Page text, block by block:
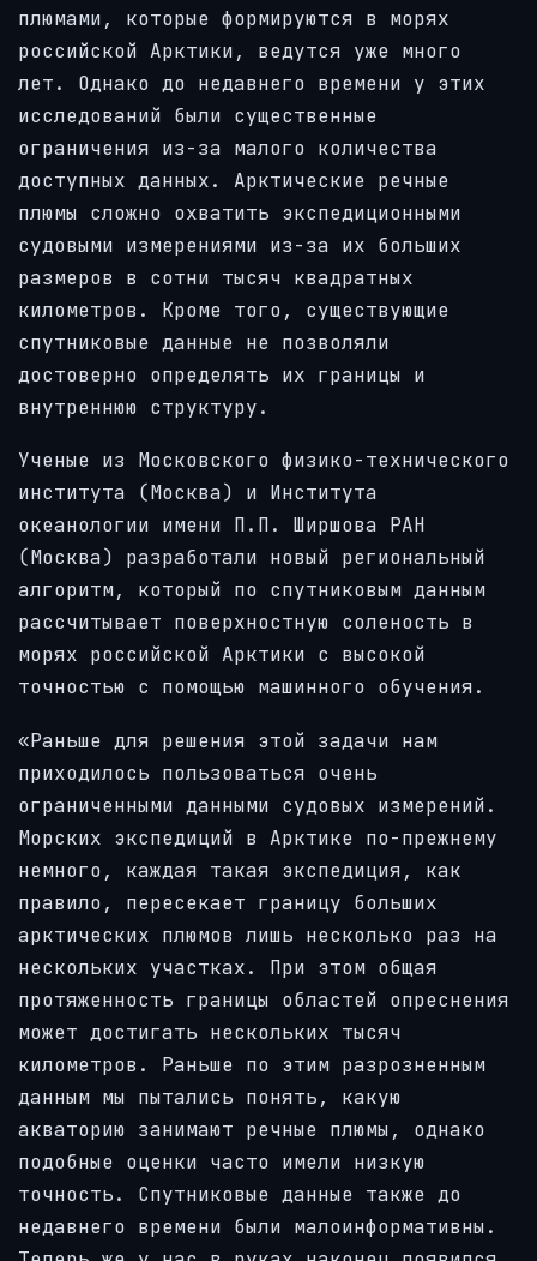
плюмами, которые формируются в морях
российской Арктики, ведутся уже много
лет. Однако до недавнего времени у этих
исследований были существенные
ограничения из-за малого количества
доступных данных. Арктические речные
плюмы сложно охватить экспедиционными
судовыми измерениями из-за их больших
размеров в сотни тысяч квадратных
километров. Кроме того, существующие
спутниковые данные не позволяли
достоверно определять их границы и
внутреннюю структуру.
Ученые из Московского физико-технического
института (Москва) и Института
океанологии имени П.П. Ширшова РАН
(Москва) разработали новый региональный
алгоритм, который по спутниковым данным
рассчитывает поверхностную соленость в
морях российской Арктики с высокой
точностью с помощью машинного обучения.
«Раньше для решения этой задачи нам
приходилось пользоваться очень
ограниченными данными судовых измерений.
Морских экспедиций в Арктике по-прежнему
немного, каждая такая экспедиция, как
правило, пересекает границу больших
арктических плюмов лишь несколько раз на
нескольких участках. При этом общая
протяженность границы областей опреснения
может достигать нескольких тысяч
километров. Раньше по этим разрозненным
данным мы пытались понять, какую
акваторию занимают речные плюмы, однако
подобные оценки часто имели низкую
точность. Спутниковые данные также до
недавнего времени были малоинформативны.